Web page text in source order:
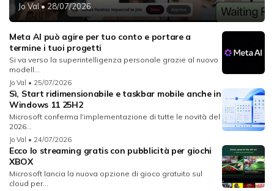
Jo Val• 28/07/2026
Meta AI può agire per tuo conto e portare a
termine i tuoi progetti
Si va verso la superintelligenza personale grazie al nuovo
modell...
Jo Val • 25/07/2026
Sì, Start ridimensionabile e taskbar mobile anche in
Windows 11 25H2
Microsoft conferma l'implementazione di tutte le novità del
2026...
Jo Val • 24/07/2026
Ecco lo streaming gratis con pubblicità per giochi
XBOX
Microsoft lancia la nuova opzione di gioco gratuito sul
cloud per...